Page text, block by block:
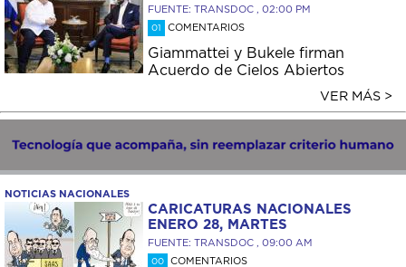
FUENTE: TRANSDOC , 02:00 PM
01 COMENTARIOS
Giammattei y Bukele firman
Acuerdo de Cielos Abiertos
VER MÁS >
NOTICIAS NACIONALES
CARICATURAS NACIONALES
ENERO 28, MARTES
FUENTE: TRANSDOC , 09:00 AM
00 COMENTARIOS